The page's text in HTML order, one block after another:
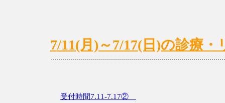
7/11(月)～7/17(日)の診療
受付時間7.11-7.17②